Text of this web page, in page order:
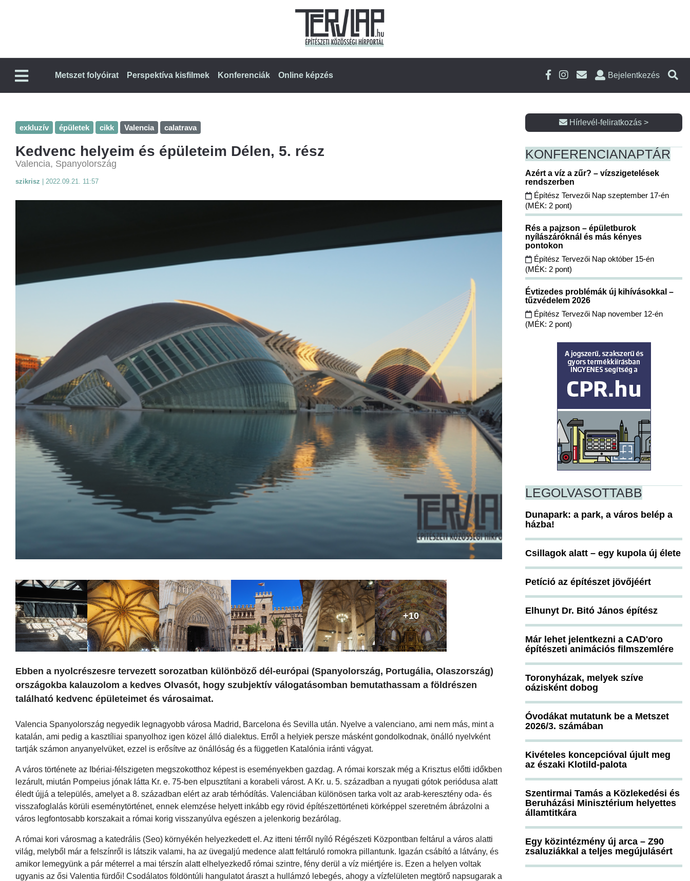
Metszet folyóirat Perspektíva kisfilmek Konferenciák Online képzés Bejelentkezés
exkluzív épületek cikk Valencia calatrava
Kedvenc helyeim és épületeim Délen, 5. rész
Valencia, Spanyolország
szikrisz 2022.09.21. 11:57
+10
Ebben a nyolcrészesre tervezett sorozatban különböző dél-európai (Spanyolország, Portugália, Olaszország)
országokba kalauzolom a kedves Olvasót, hogy szubjektív válogatásomban bemutathassam a földrészen
található kedvenc épületeimet és városaimat.
Valencia Spanyolország negyedik legnagyobb városa Madrid, Barcelona és Sevilla után. Nyelve a valenciano, ami nem más, mint a
katalán, ami pedig a kasztíliai spanyolhoz igen közel álló dialektus. Erről a helyiek persze másként gondolkodnak, önálló nyelvként
tartják számon anyanyelvüket, ezzel is erősítve az önállóság és a független Katalónia iránti vágyat.
A város története az Ibériai-félszigeten megszokotthoz képest is eseményekben gazdag. A római korszak még a Krisztus előtti időkben
lezárult, miután Pompeius jónak látta Kr. e. 75-ben elpusztítani a korabeli várost. A Kr. u. 5. században a nyugati gótok periódusa alatt
éledt újjá a település, amelyet a 8. században elért az arab térhódítás. Valenciában különösen tarka volt az arab-keresztény oda- és
visszafoglalás körüli eseménytörténet, ennek elemzése helyett inkább egy rövid építészettörténeti körképpel szeretném ábrázolni a
város legfontosabb korszakait a római korig visszanyúlva egészen a jelenkorig bezárólag.
A római kori városmag a katedrális (Seo) környékén helyezkedett el. Az itteni térről nyíló Régészeti Központban feltárul a város alatti
világ, melyből már a felszínről is látszik valami, ha az üvegaljú medence alatt feltáruló romokra pillantunk. Igazán csábító a látvány, és
amikor lemegyünk a pár méterrel a mai térszín alatt elhelyezkedő római szintre, fény derül a víz miértjére is. Ezen a helyen voltak
ugyanis az ősi Valentia fürdői! Csodálatos földöntúli hangulatot áraszt a hullámzó lebegés, ahogy a vízfelületen megtörő napsugarak a
Hírlevél-feliratkozás >
KONFERENCIANAPTÁR
Azért a víz a zűr? – vízszigetelések
rendszerben
Építész Tervezői Nap szeptember 17-én
(MÉK: 2 pont)
Rés a pajzson – épületburok
nyílászáróknál és más kényes
pontokon
Építész Tervezői Nap október 15-én
(MÉK: 2 pont)
Évtizedes problémák új kihívásokkal –
tűzvédelem 2026
Építész Tervezői Nap november 12-én
(MÉK: 2 pont)
LEGOLVASOTTABB
Dunapark: a park, a város belép a
házba!
Csillagok alatt – egy kupola új élete
Petíció az építészet jövőjéért
Elhunyt Dr. Bitó János építész
Már lehet jelentkezni a CAD'oro
építészeti animációs filmszemlére
Toronyházak, melyek szíve
oázisként dobog
Óvodákat mutatunk be a Metszet
2026/3. számában
Kivételes koncepcióval újult meg
az északi Klotild-palota
Szentirmai Tamás a Közlekedési és
Beruházási Minisztérium helyettes
államtitkára
Egy közintézmény új arca – Z90
zsaluziákkal a teljes megújulásért